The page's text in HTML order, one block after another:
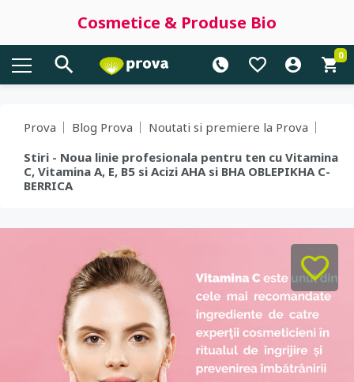
Cosmetice & Produse Bio
0
Prova Blog Prova
Noutati si premiere la Prova
Stiri - Noua linie profesionala pentru ten cu Vitamina
C, Vitamina A, E, B5 si Acizi AHA si BHA OBLEPIKHA C-
BERRICA